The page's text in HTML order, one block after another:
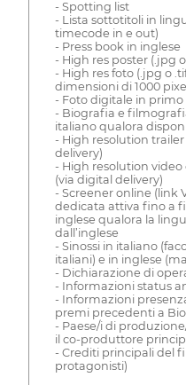
- Spotting list
- Lista sottotitoli in
timecode in e out)
- Press book in inglese
- High res poster (.jpg
- High res foto (.jpg o
dimensioni di 1000
- Foto digitale in
- Biografia e
italiano qualora
- High resolution trailer
delivery)
- High resolution video
(via digital delivery)
- Screener online (link
dedicata attiva fino a
inglese qualora la
dall’inglese
- Sinossi in italiano
italiani) e in inglese
- Dichiarazione di
- Informazioni status
- Informazioni
premi precedenti a
- Paese/i di
il co-produttore
- Crediti principali del
protagonisti)